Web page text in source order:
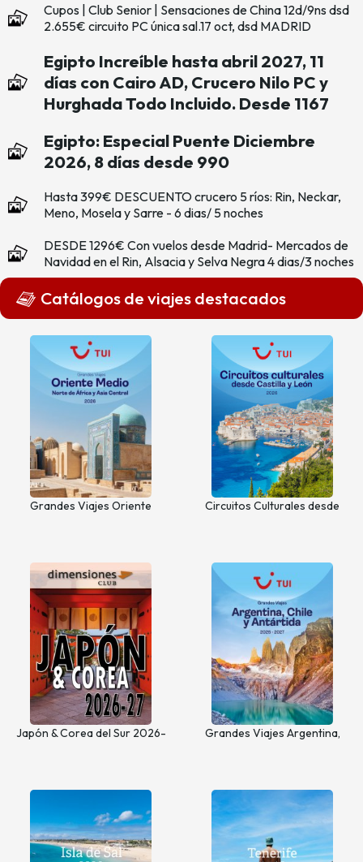
Cupos | Club Senior | Sensaciones de China 12d/9ns dsd
2.655€ circuito PC única sal.17 oct, dsd MADRID
Egipto Increíble hasta abril 2027, 11
días con Cairo AD, Crucero Nilo PC y
Hurghada Todo Incluido. Desde 1167
Egipto: Especial Puente Diciembre
2026, 8 días desde 990
Hasta 399€ DESCUENTO crucero 5 ríos: Rin, Neckar,
Meno, Mosela y Sarre - 6 dias/ 5 noches
DESDE 1296€ Con vuelos desde Madrid- Mercados de
Navidad en el Rin, Alsacia y Selva Negra 4 dias/3 noches
Catálogos de viajes destacados
Grandes Viajes Oriente
Circuitos Culturales desde
Japón & Corea del Sur 2026-
Grandes Viajes Argentina,